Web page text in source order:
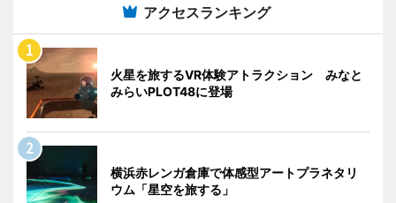
アクセスランキング
火星を旅するVR体験アトラクション みなと
みらいPLOT48に登場
横浜赤レンガ倉庫で体感型アートプラネタリ
ウム「星空を旅する」